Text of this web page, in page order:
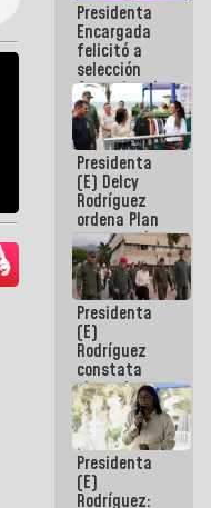
Presidenta
Encargada
felicitó a
selección
femenina de
baloncesto
por su
clasificación
a la
AmeriCup
2027
Presidenta
(E) Delcy
Rodríguez
ordena Plan
maestro de
desarrollo
logístico y
turístico
para La
Guaira
Presidenta
(E)
Rodríguez
constata
obras de
rehabilitación
de Escuela
Militar de
Mamo en La
Guaira
Presidenta
(E)
Rodríguez: